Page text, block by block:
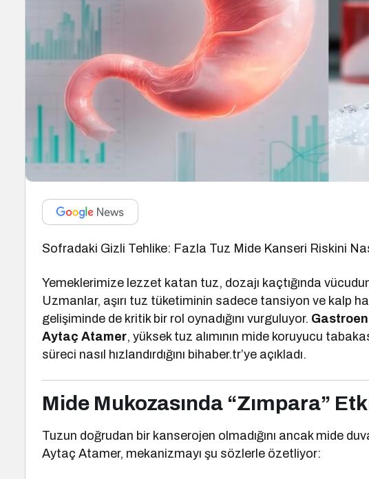
Sofradaki Gizli Tehlike: Fazla Tuz Mide Kanseri Riskini
Yemeklerimize lezzet katan tuz, dozajı kaçtığında
Uzmanlar, aşırı tuz tüketiminin sadece tansiyon ve kalp
gelişiminde de kritik bir rol oynadığını vurguluyor.
Aytaç Atamer, yüksek tuz alımının mide koruyucu
süreci nasıl hızlandırdığını bihaber.tr’ye açıkladı.
Mide Mukozasında “Zımpara”
Tuzun doğrudan bir kanserojen olmadığını ancak mide
Aytaç Atamer, mekanizmayı şu sözlerle özetliyor: